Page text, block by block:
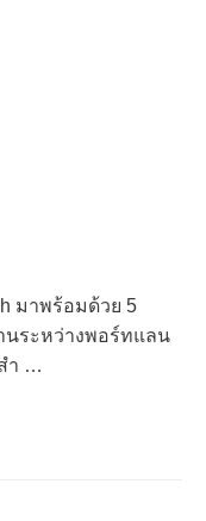
มาพร้อมด้วย 5
นระหว่างพอร์ทแลน
ำ …